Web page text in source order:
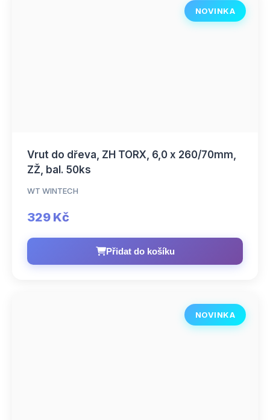
NOVINKA
Vrut do dřeva, ZH TORX, 6,0 x 260/70mm,
ZŽ, bal. 50ks
WT WINTECH
329 Kč
Přidat do košíku
NOVINKA